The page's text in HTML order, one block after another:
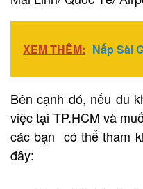
XEM THÊM: Nấp Sài
Bên cạnh đó, nếu du
việc tại TP.HCM và
các bạn có thể tham
đây: